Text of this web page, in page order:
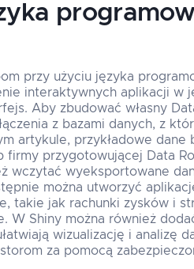
przy użyciu języka
interaktywnych aplikacji w
Aby zbudować własny
z bazami danych, z
artykule, przykładowe dane
przygotowującej Data
wczytać wyeksportowane
można utworzyć
takie jak rachunki zysków i
W Shiny można również
wizualizację i analizę
za pomocą